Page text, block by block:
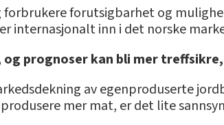
forutsigbarhet og
internasjonalt inn i det norske
prognoser kan bli mer
av egenproduserte
mer mat, er det lite